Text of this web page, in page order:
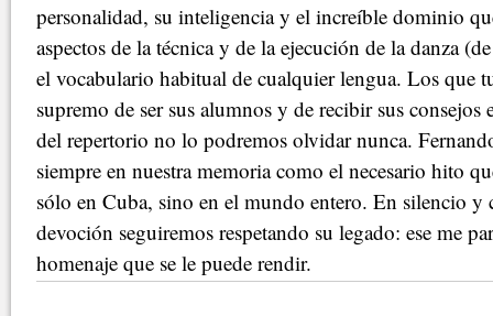
personalidad, su inteligencia y el increíble dominio
aspectos de la técnica y de la ejecución de la danza
el vocabulario habitual de cualquier lengua. Los que
supremo de ser sus alumnos y de recibir sus
del repertorio no lo podremos olvidar nunca.
siempre en nuestra memoria como el necesario hito
sólo en Cuba, sino en el mundo entero. En silencio y
devoción seguiremos respetando su legado: ese me
homenaje que se le puede rendir.